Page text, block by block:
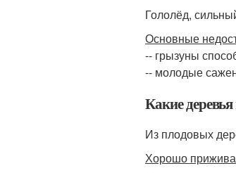
Гололёд,
Основные
-- грызуны
-- молодые
Какие
Из плодовых
Хорошо